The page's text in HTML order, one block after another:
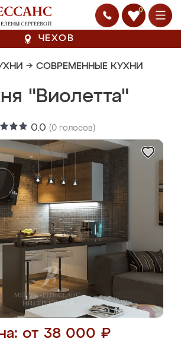
0
ЧЕХОВ
→ СОВРЕМЕННЫЕ КУХНИ
"Виолетта"
0.0 (0 голосов)
от 38 000 ₽